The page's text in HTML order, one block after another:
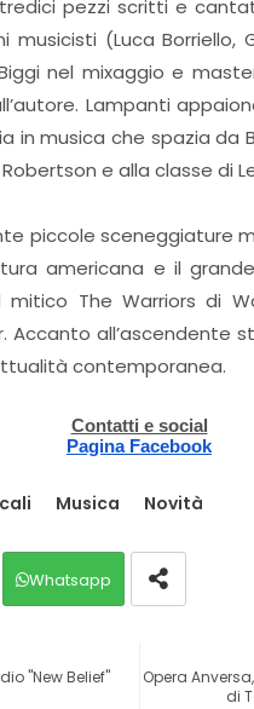
pezzi scritti e
(Luca Borriello,
nel mixaggio e
Lampanti
in musica che spazia da
e alla classe di
piccole sceneggiature
americana e il
The Warriors di
Accanto
contemporanea.
Contatti e social
Pagina Facebook
Musica Novità
Whatsapp
Opera
di
"New Belief"